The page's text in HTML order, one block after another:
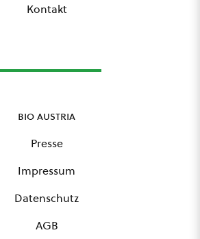
Kontakt
bio austria
Presse
Impressum
Datenschutz
AGB